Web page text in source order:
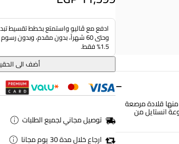
−
42 سم من الذهب الأصفر و تتدلي منها قلادة مرصعة
انستايل من
وحتى 60 شهراً، بدون مقدم، وبدون
1.5% فقط.
أضف الى
توصيل مجاني لجميع الطلبات
ارجاع خلال مدة 30 يوم مجانا